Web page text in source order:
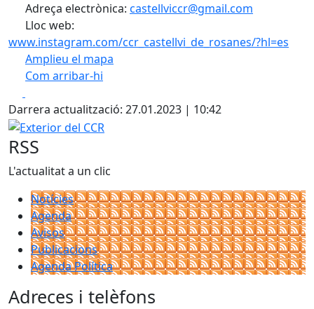
Adreça electrònica: castellviccr@gmail.com
Lloc web:
www.instagram.com/ccr_castellvi_de_rosanes/?hl=es
Amplieu el mapa
Com arribar-hi
+
−
Darrera actualització: 27.01.2023 | 10:42
Exterior del CCR
RSS
L'actualitat a un clic
Notícies
Agenda
Avisos
Publicacions
Agenda Política
Adreces i telèfons